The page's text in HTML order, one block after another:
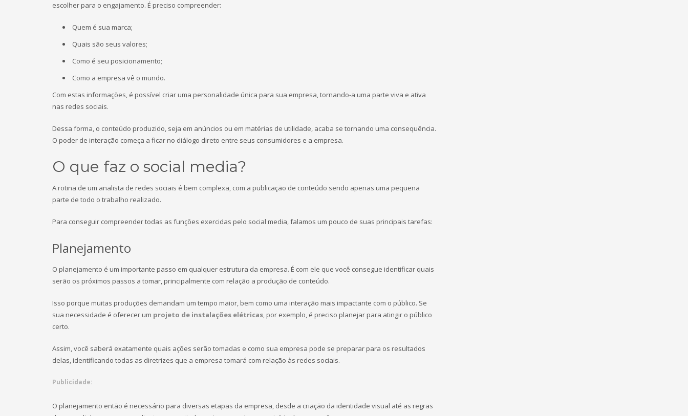
escolher para o engajamento. É preciso compreender:
Quem é sua marca;
Quais são seus valores;
Como é seu posicionamento;
Como a empresa vê o mundo.
Com estas informações, é possível criar uma personalidade única para sua empresa, tornando-a uma parte viva e ativa
nas redes sociais.
Dessa forma, o conteúdo produzido, seja em anúncios ou em matérias de utilidade, acaba se tornando uma consequência.
O poder de interação começa a ficar no diálogo direto entre seus consumidores e a empresa.
O que faz o social media?
A rotina de um analista de redes sociais é bem complexa, com a publicação de conteúdo sendo apenas uma pequena
parte de todo o trabalho realizado.
Para conseguir compreender todas as funções exercidas pelo social media, falamos um pouco de suas principais tarefas:
Planejamento
O planejamento é um importante passo em qualquer estrutura da empresa. É com ele que você consegue identificar quais
serão os próximos passos a tomar, principalmente com relação a produção de conteúdo.
Isso porque muitas produções demandam um tempo maior, bem como uma interação mais impactante com o público. Se
sua necessidade é oferecer um projeto de instalações elétricas, por exemplo, é preciso planejar para atingir o público
certo.
Assim, você saberá exatamente quais ações serão tomadas e como sua empresa pode se preparar para os resultados
delas, identificando todas as diretrizes que a empresa tomará com relação às redes sociais.
Publicidade:
O planejamento então é necessário para diversas etapas da empresa, desde a criação da identidade visual até as regras